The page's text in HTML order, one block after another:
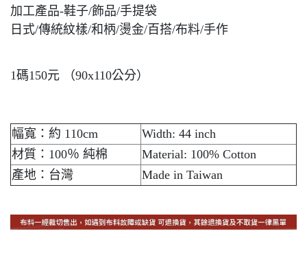
加工產品-鞋子/飾品/手提袋
日式/傳統紋樣/和柄/燙金/百搭/布料/手作
1碼150元 （90x110公分）
幅寬：約 110cm
Width: 44 inch
材質：100％ 純棉
Material: 100% Cotton
產地：台灣
Made in Taiwan